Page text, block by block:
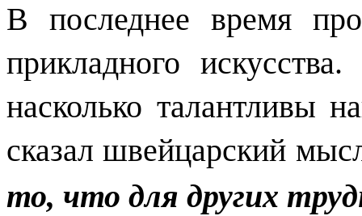
В последнее время
прикладного
насколько талантливы
сказал швейцарский
то, что для других